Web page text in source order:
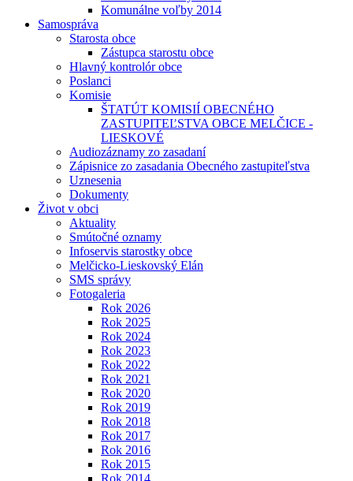
Komunálne voľby 2014
Samospráva
Starosta obce
Zástupca starostu obce
Hlavný kontrolór obce
Poslanci
Komisie
ŠTATÚT KOMISIÍ OBECNÉHO
ZASTUPITEĽSTVA OBCE MELČICE -
LIESKOVÉ
Audiozáznamy zo zasadaní
Zápisnice zo zasadania Obecného zastupiteľstva
Uznesenia
Dokumenty
Život v obci
Aktuality
Smútočné oznamy
Infoservis starostky obce
Melčicko-Lieskovský Elán
SMS správy
Fotogaleria
Rok 2026
Rok 2025
Rok 2024
Rok 2023
Rok 2022
Rok 2021
Rok 2020
Rok 2019
Rok 2018
Rok 2017
Rok 2016
Rok 2015
Rok 2014